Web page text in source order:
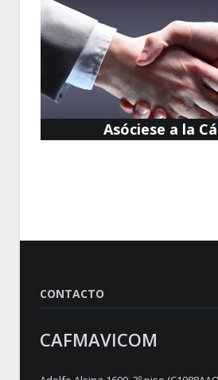
Asóciese a la
CONTACTO
CAFMAVICOM